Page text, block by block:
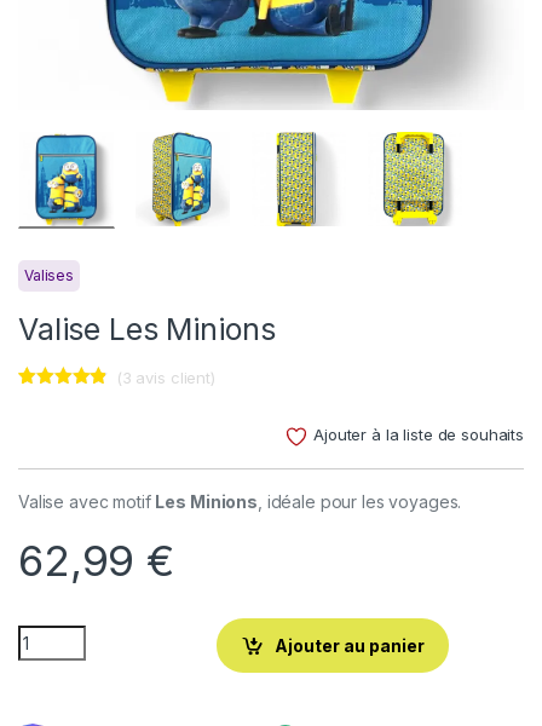
Valises
Valise Les Minions
client
(3 avis client)
Ajouter à la liste de souhaits
Valise avec motif Les Minions , idéale pour les voyages.
62,99 €
Ajouter au panier